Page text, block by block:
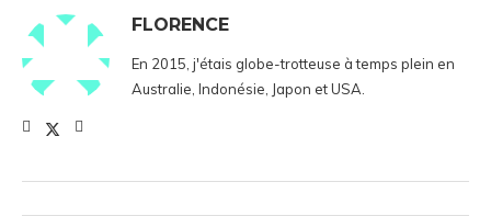
FLORENCE
En 2015, j'étais globe-trotteuse à temps plein en
Australie, Indonésie, Japon et USA.